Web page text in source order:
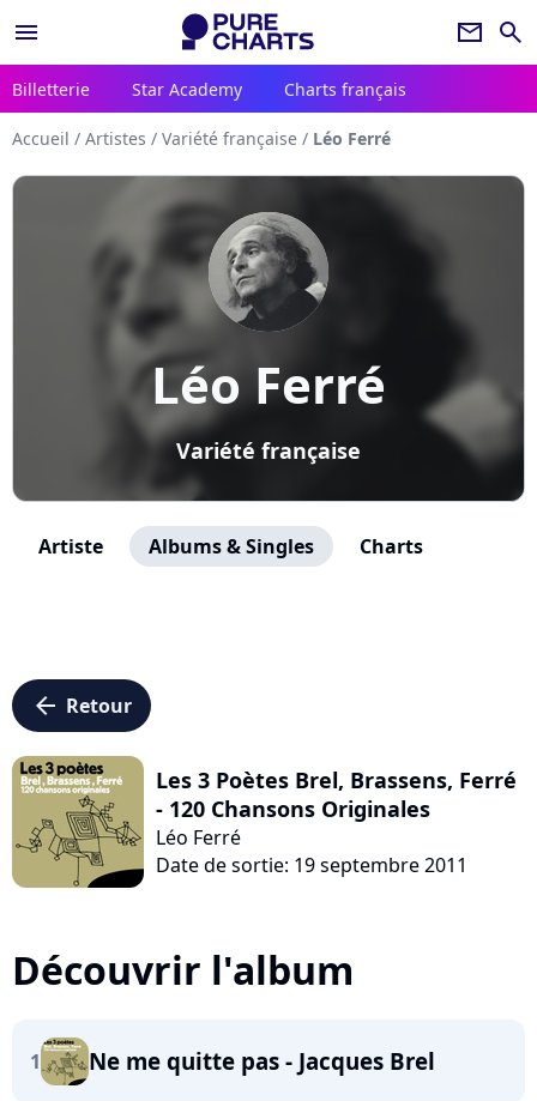
menu newsletter search
Billetterie Star Academy Charts français
Accueil / Artistes / Variété française / Léo Ferré
Léo Ferré
Variété française
Artiste Albums & Singles Charts
arrow_left Retour
Les 3 Poètes Brel, Brassens, Ferré
- 120 Chansons Originales
Léo Ferré
Date de sortie: 19 septembre 2011
Découvrir l'album
1 Ne me quitte pas - Jacques Brel